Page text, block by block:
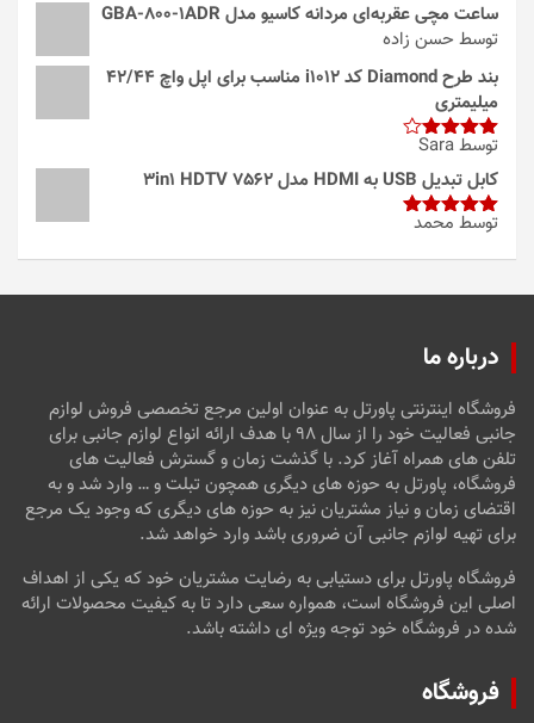
ساعت مچی عقربه‌ای مردانه کاسیو مدل GBA-800-1ADR
توسط حسن زاده
بند طرح Diamond کد i1012 مناسب برای اپل واچ 42/44
میلیمتری
امتیاز4
از 5
توسط Sara
کابل تبدیل USB به HDMI مدل 3in1 HDTV 7562
امتیاز5از
توسط محمد
درباره ما
فروشگاه اینترنتی پاورتل به عنوان اولین مرجع تخصصی فروش لوازم
جانبی فعالیت خود را از سال ۹۸ با هدف ارائه انواع لوازم جانبی برای
تلفن های همراه آغاز کرد. با گذشت زمان و گسترش فعالیت های
فروشگاه، پاورتل به حوزه های دیگری همچون تبلت و … وارد شد و به
اقتضای زمان و نیاز مشتریان نیز به حوزه های دیگری که وجود یک مرجع
برای تهیه لوازم جانبی آن ضروری باشد وارد خواهد شد.
فروشگاه پاورتل برای دستیابی به رضایت مشتریان خود که یکی از اهداف
اصلی این فروشگاه است، همواره سعی دارد تا به کیفیت محصولات ارائه
شده در فروشگاه خود توجه ویژه ای داشته باشد.
فروشگاه